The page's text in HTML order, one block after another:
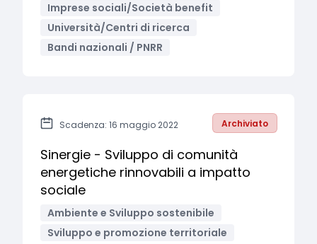
Imprese sociali/Società benefit
Università/Centri di ricerca
Bandi nazionali / PNRR
Scadenza: 16 maggio 2022 Archiviato
Sinergie - Sviluppo di comunità
energetiche rinnovabili a impatto
sociale
Ambiente e Sviluppo sostenibile
Sviluppo e promozione territoriale